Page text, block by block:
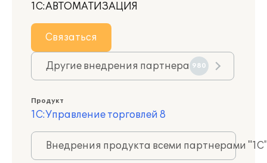
1С:АВТОМАТИЗАЦИЯ
Связаться
Другие внедрения партнера 980
Продукт
1С:Управление торговлей 8
Внедрения продукта всеми партнерами